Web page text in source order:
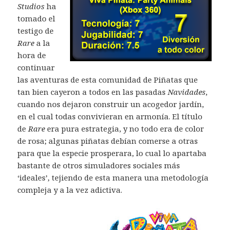
Studios ha
tomado el
testigo de
Rare a la
hora de
continuar
las aventuras de esta comunidad de Piñatas que
tan bien cayeron a todos en las pasadasNavidades,
cuando nos dejaron construir un acogedor jardín,
en el cual todas convivieran en armonía. El título
deRare era pura estrategia, y no todo era de color
de rosa; algunas piñatas debían comerse a otras
para que la especie prosperara, lo cual lo apartaba
bastante de otros simuladores sociales más
‘ideales’, tejiendo de esta manera una metodología
compleja y a la vez adictiva.